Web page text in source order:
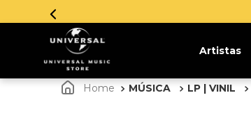
Artistas
MÚSICA LP | VINIL